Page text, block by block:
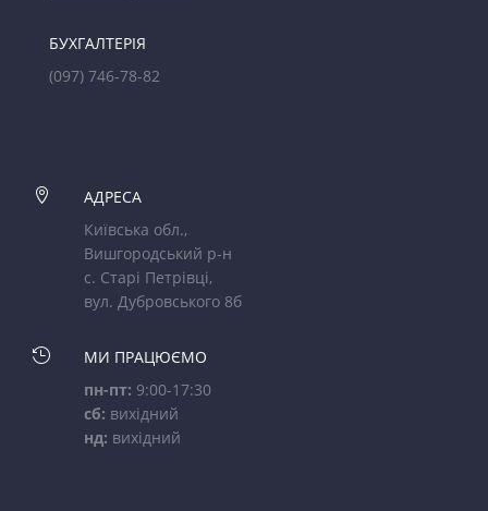
БУХГАЛТЕРІЯ
(097) 746-78-82

АДРЕСА
Київська обл.,
Вишгородський р-н
с. Старі Петрівці,
вул. Дубровського 8б

МИ ПРАЦЮЄМО
пн-пт: 9:00-17:30
сб: вихідний
нд: вихідний